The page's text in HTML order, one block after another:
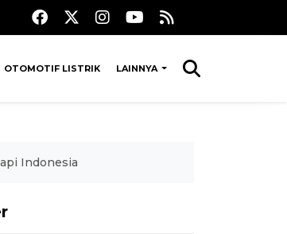
OTOMOTIF LISTRIK LAINNYA
Indonesia